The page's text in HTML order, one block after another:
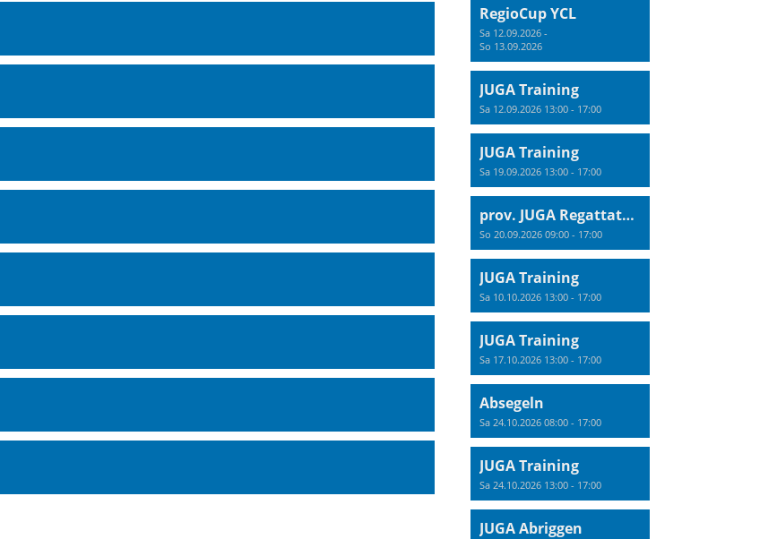
RegioCup YCL
Sa 12.09.2026 -
So 13.09.2026
JUGA Training
Sa 12.09.2026 13:00 - 17:00
JUGA Training
Sa 19.09.2026 13:00 - 17:00
prov. JUGA Regattatraining
So 20.09.2026 09:00 - 17:00
JUGA Training
Sa 10.10.2026 13:00 - 17:00
JUGA Training
Sa 17.10.2026 13:00 - 17:00
Absegeln
Sa 24.10.2026 08:00 - 17:00
JUGA Training
Sa 24.10.2026 13:00 - 17:00
JUGA Abriggen